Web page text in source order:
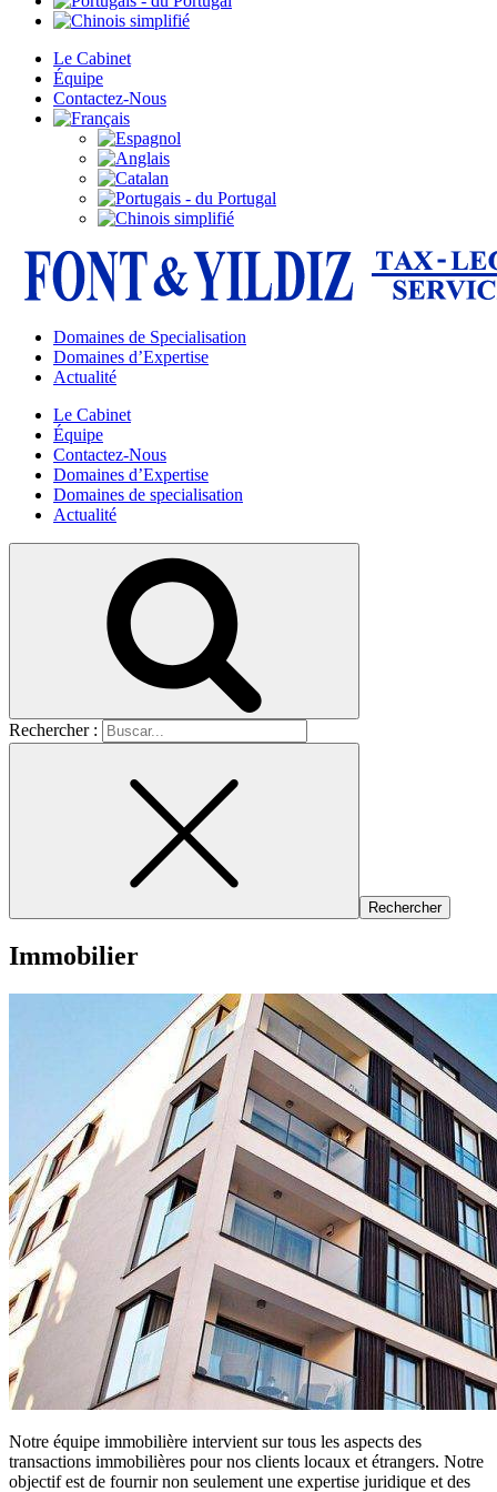
Le Cabinet
Équipe
Contactez-Nous
Domaines de Specialisation
Domaines d’Expertise
Actualité
Le Cabinet
Équipe
Contactez-Nous
Domaines d’Expertise
Domaines de specialisation
Actualité
Rechercher :
Immobilier
Notre équipe immobilière intervient sur tous les aspects des
transactions immobilières pour nos clients locaux et étrangers. Notre
objectif est de fournir non seulement une expertise juridique et des